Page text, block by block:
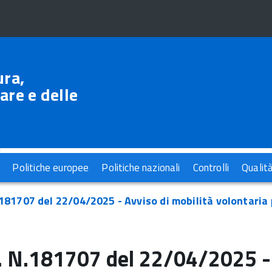
e delle
Politiche europee Politiche nazionali Controlli
del 22/04/2025 - Avviso di mobilità
N.181707 del 22/04/2025